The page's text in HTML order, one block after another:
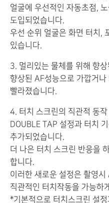
얼굴에 우선적인 자동초점,
도입되었습니다.
우선 순위 얼굴은 화면 터치,
있습니다.
3. 멀리있는 물체를 위해 향
향상된 AF성능으로 가깝거
빨라졌습니다.
4. 터치 스크린의 직관적 동작
DOUBLE TAP 설정과 터치
추가되었습니다.
더 나은 터치 스크린 반응을
합니다.
이러한 새로운 설정은 촬영
직관적인 터치작동을 가능하
*기본적으로 터치스크린 설